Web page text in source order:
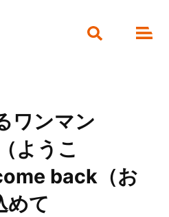
ワンマン
ようこ
back（お
めて